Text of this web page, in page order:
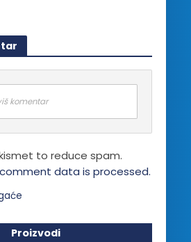
komentar
to reduce spam.
data is processed.
Proizvodi